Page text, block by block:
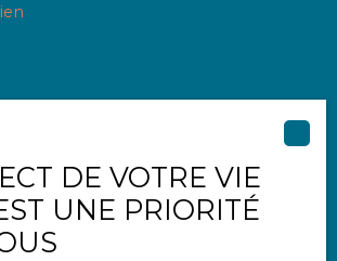
DE VOTRE VIE
UNE PRIORITÉ